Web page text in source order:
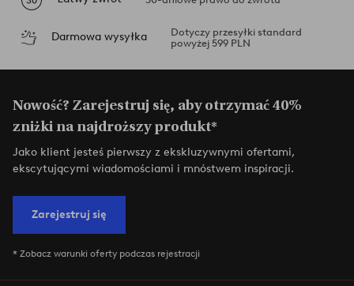
Darmowa wysyłka
Dotyczy przesyłki standard
powyżej 599 PLN
Nowość? Zarejestruj się, aby otrzymać 40%
zniżki na najdroższy produkt*
Jako klient jesteś pierwszy z ekskluzywnymi ofertami,
ekscytującymi wiadomościami i mnóstwem inspiracji.
Zarejestruj się
* Zobacz warunki oferty podczas rejestracji